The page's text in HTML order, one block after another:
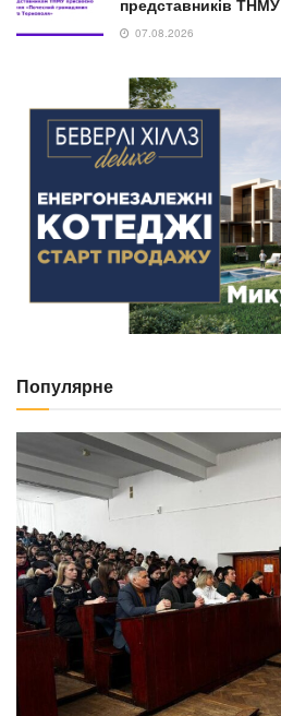
представників ТНМУ
07.08.2026
Популярне